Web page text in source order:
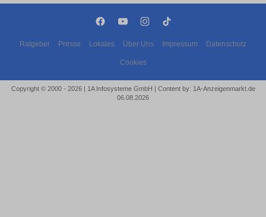
Ratgeber Presse Lokales Über Uns Impressum Datenschutz
Cookies
Copyright © 2000 - 2026 | 1A Infosysteme GmbH | Content by: 1A-Anzeigenmarkt.de
06.08.2026